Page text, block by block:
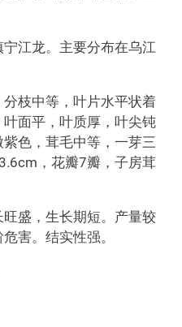
江龙。主要分布在乌江
枝中等，叶片水平状着
面平，叶质厚，叶尖钝
色，茸毛中等，一芽三
，花瓣7瓣，子房茸
盛，生长期短。产量较
害。结实性强。